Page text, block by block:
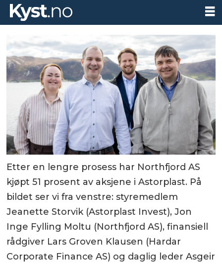
Etter en lengre prosess har Northfjord AS
kjøpt 51 prosent av aksjene i Astorplast. På
bildet ser vi fra venstre: styremedlem
Jeanette Storvik (Astorplast Invest), Jon
Inge Fylling Moltu (Northfjord AS), finansiell
rådgiver Lars Groven Klausen (Hardar
Corporate Finance AS) og daglig leder Asgeir